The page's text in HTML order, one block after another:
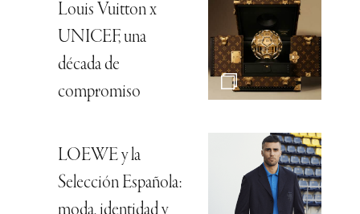
Louis Vuitton x
UNICEF, una
década de
compromiso
LOEWE y la
Selección Española: